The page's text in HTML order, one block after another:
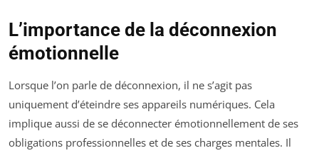
L’importance de la déconnexion
émotionnelle
Lorsque l’on parle de déconnexion, il ne s’agit pas
uniquement d’éteindre ses appareils numériques. Cela
implique aussi de se déconnecter émotionnellement de ses
obligations professionnelles et de ses charges mentales. Il